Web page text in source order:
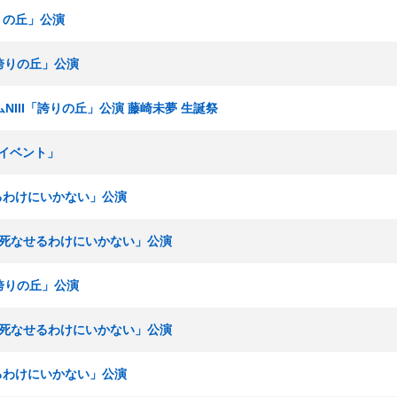
丘」公演
りの丘」公演
「誇りの丘」公演 藤崎未夢 生誕祭
ベント」
けにいかない」公演
なせるわけにいかない」公演
りの丘」公演
なせるわけにいかない」公演
けにいかない」公演